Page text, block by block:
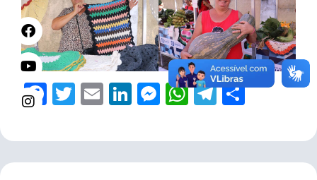
Facebook
Twitter
EmailLinkedIn
Messenger
WhatsApp
Telegram
Share